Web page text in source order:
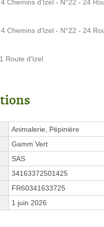
Chemins d'Izel - N°22 - 24
Chemins d'Izel - N°22 - 24
Route d'Izel
Animalerie, Pépinière
Gamm Vert
SAS
34163372501425
FR60341633725
1 juin 2026